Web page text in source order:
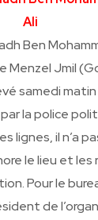
Ali
Ben
Menzel Jmil
samedi
la police
lignes, il n’a
le lieu et les
Pour le
de